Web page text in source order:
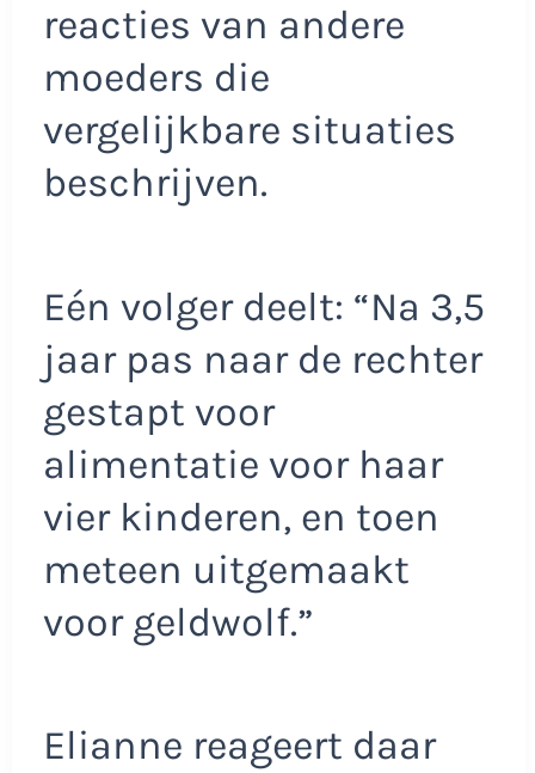
reacties van andere
moeders die
vergelijkbare situaties
beschrijven.
Eén volger deelt: “Na 3,5
jaar pas naar de rechter
gestapt voor
alimentatie voor haar
vier kinderen, en toen
meteen uitgemaakt
voor geldwolf.”
Elianne reageert daar